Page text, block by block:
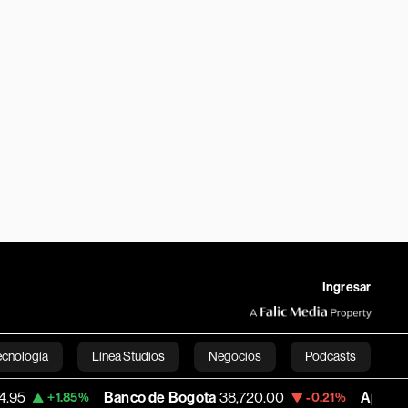
Ingresar
Línea Studios Negocios Podcasts
English
Banco de Bogota 38,720.00 -0.21% Apple 310.94